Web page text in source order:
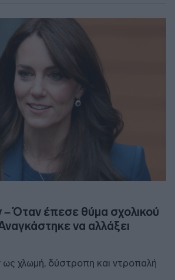
– Όταν έπεσε θύμα σχολικού
να αλλάξει
ως χλωμή, δύστροπη και ντροπαλή